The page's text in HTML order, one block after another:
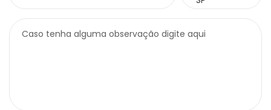
Caso tenha alguma observação digite aqui